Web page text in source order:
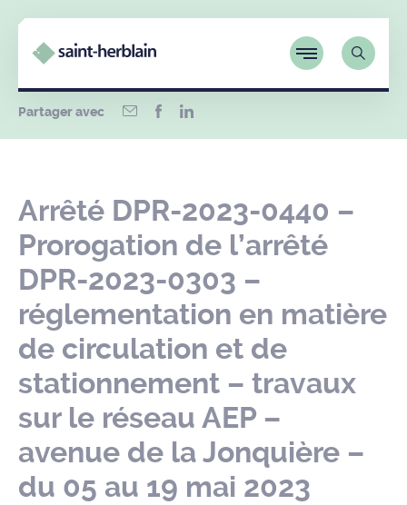
Partager avec
Arrêté DPR-2023-0440 –
Prorogation de l’arrêté
DPR-2023-0303 –
réglementation en matière
de circulation et de
stationnement – travaux
sur le réseau AEP –
avenue de la Jonquière –
du 05 au 19 mai 2023